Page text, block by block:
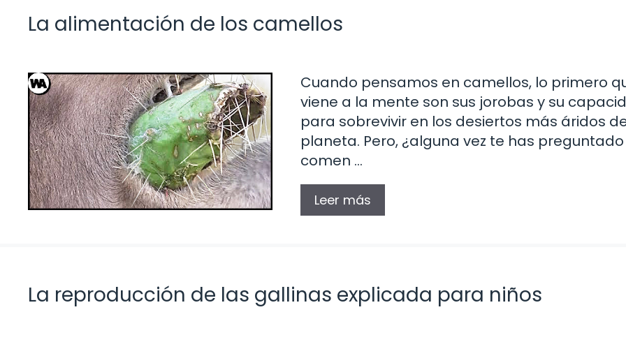
La alimentación de los camellos
Cuando pensamos en camellos, lo primero
viene a la mente son sus jorobas y su
para sobrevivir en los desiertos más áridos
planeta. Pero, ¿alguna vez te has
comen …
Leer más
La reproducción de las gallinas explicada para niños